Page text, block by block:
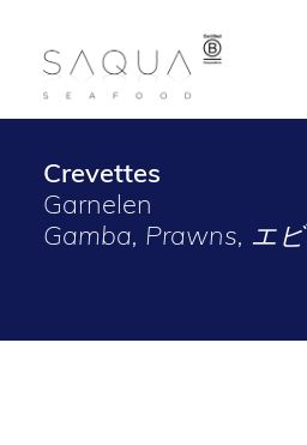
EN | DE | ES | FR | IT
Crevettes
Garnelen
Gamba, Prawns, エビ